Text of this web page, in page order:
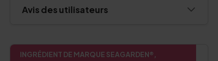
Avis des utilisateurs
INGRÉDIENT DE MARQUE SEAGARDEN®,